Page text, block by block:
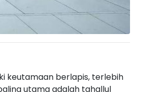
keutamaan berlapis, terlebih
utama adalah tahallul